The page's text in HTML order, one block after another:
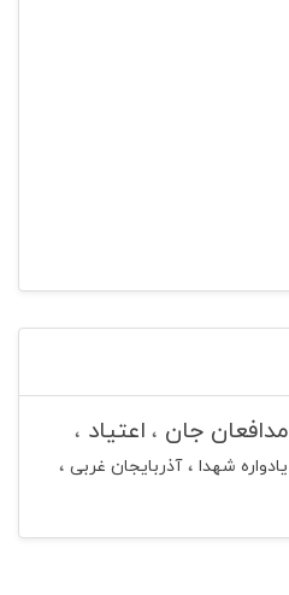
مدافعان جان اعتیاد
یادواره شهدا
آذربایجان غربی